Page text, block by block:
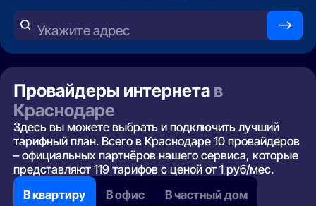
Укажите адрес —>
Провайдеры интернета в
Краснодаре
Здесь вы можете выбрать и подключить лучший
тарифный план. Всего в Краснодаре 10 провайдеров
– официальных партнёров нашего сервиса, которые
представляют 119 тарифов с ценой от 1 руб/мес.
В квартиру
В офис В частный дом